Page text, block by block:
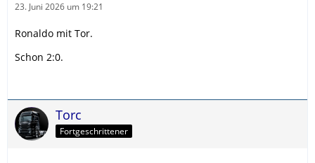
23. Juni 2026 um 19:21
Ronaldo mit Tor.
Schon 2:0.
Torc
Fortgeschrittener